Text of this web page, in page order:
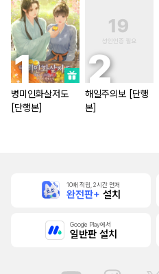
병미인화살저도
[단행본]
해일주의보 [단행
본]
10배 적립, 2시간 먼저
완전판+ 설치
Google Play에서
일반판 설치